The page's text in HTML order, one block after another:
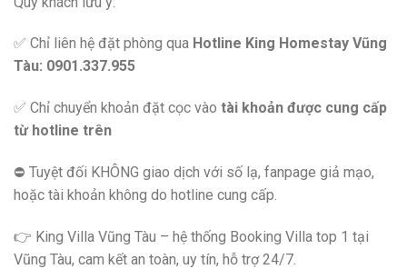
✅ Chỉ liên hệ đặt phòng qua Hotline King Homestay Vũng
Tàu: 0901.337.955
✅ Chỉ chuyển khoản đặt cọc vào tài khoản được cung cấp
từ hotline trên
⛔️ Tuyệt đối KHÔNG giao dịch với số lạ, fanpage giả mạo,
hoặc tài khoản không do hotline cung cấp.
👉 King Villa Vũng Tàu – hệ thống Booking Villa top 1 tại
Vũng Tàu, cam kết an toàn, uy tín, hỗ trợ 24/7.